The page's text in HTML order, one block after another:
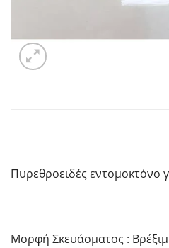
Πυρεθροειδές εντομοκτόνο
Μορφή Σκευάσματος :